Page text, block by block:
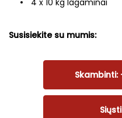
4 x 10 kg lagaminai
Susisiekite su mumis:
Skambinti: